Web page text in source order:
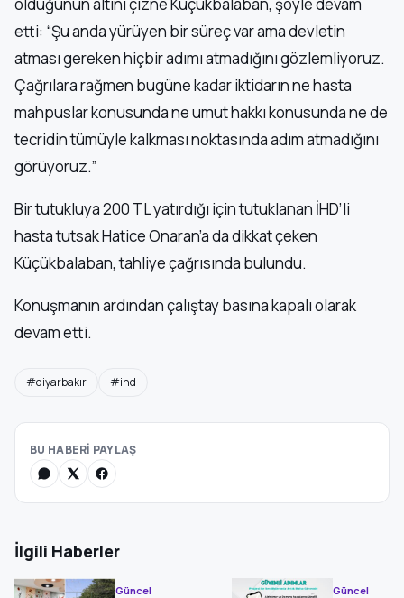
etti: “Şu anda yürüyen bir süreç var ama devletin
atması gereken hiçbir adımı atmadığını gözlemliyoruz.
Çağrılara rağmen bugüne kadar iktidarın ne hasta
mahpuslar konusunda ne umut hakkı konusunda ne de
tecridin tümüyle kalkması noktasında adım atmadığını
görüyoruz.”
Bir tutukluya 200 TL yatırdığı için tutuklanan İHD’li
hasta tutsak Hatice Onaran’a da dikkat çeken
Küçükbalaban, tahliye çağrısında bulundu.
Konuşmanın ardından çalıştay basına kapalı olarak
devam etti.
#diyarbakır #ihd
BU HABERİ PAYLAŞ
İlgili Haberler
Güncel Güncel